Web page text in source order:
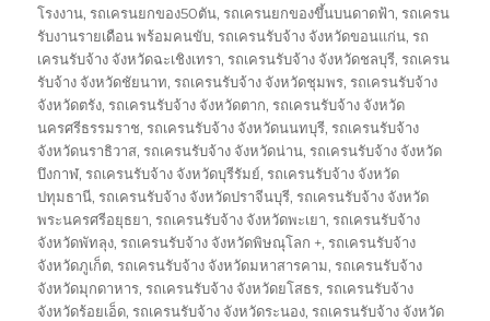
โรงงาน,รถเครนยกของ50ตัน,รถเครนยกของขึ้นบนดาดฟ้า,รถเครน
รับงานรายเดือน พร้อมคนขับ,รถเครนรับจ้าง จังหวัดขอนแก่น,รถ
เครนรับจ้าง จังหวัดฉะเชิงเทรา,รถเครนรับจ้าง จังหวัดชลบุรี,รถเครน
รับจ้าง จังหวัดชัยนาท,รถเครนรับจ้าง จังหวัดชุมพร,รถเครนรับจ้าง
จังหวัดตรัง,รถเครนรับจ้าง จังหวัดตาก,รถเครนรับจ้าง จังหวัด
นครศรีธรรมราช,รถเครนรับจ้าง จังหวัดนนทบุรี,รถเครนรับจ้าง
จังหวัดนราธิวาส,รถเครนรับจ้าง จังหวัดน่าน,รถเครนรับจ้าง จังหวัด
บึงกาฬ,รถเครนรับจ้าง จังหวัดบุรีรัมย์,รถเครนรับจ้าง จังหวัด
ปทุมธานี,รถเครนรับจ้าง จังหวัดปราจีนบุรี,รถเครนรับจ้าง จังหวัด
พระนครศรีอยุธยา,รถเครนรับจ้าง จังหวัดพะเยา,รถเครนรับจ้าง
จังหวัดพัทลุง,รถเครนรับจ้าง จังหวัดพิษณุโลก +,รถเครนรับจ้าง
จังหวัดภูเก็ต,รถเครนรับจ้าง จังหวัดมหาสารคาม,รถเครนรับจ้าง
จังหวัดมุกดาหาร,รถเครนรับจ้าง จังหวัดยโสธร,รถเครนรับจ้าง
จังหวัดร้อยเอ็ด,รถเครนรับจ้าง จังหวัดระนอง,รถเครนรับจ้าง จังหวัด